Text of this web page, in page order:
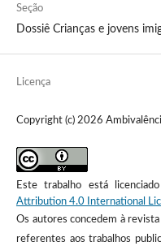
Seção
Dossiê Crianças e jovens
Licença
Copyright (c) 2026
Este trabalho está
Attribution 4.0 International
Os autores concedem à
referentes aos trabalhos